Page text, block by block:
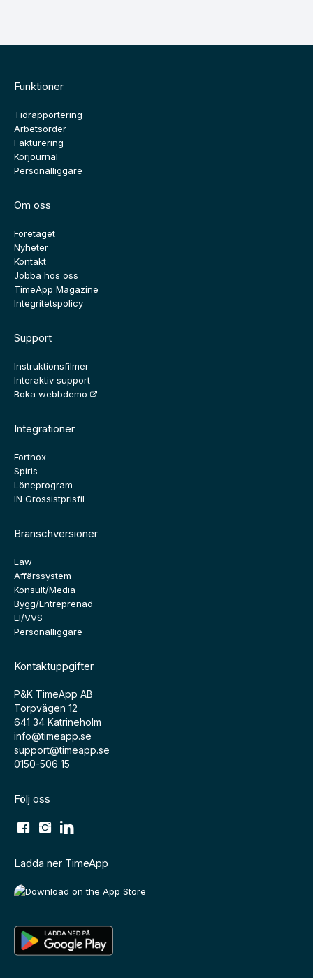
Funktioner
Tidrapportering
Arbetsorder
Fakturering
Körjournal
Personalliggare
Om oss
Företaget
Nyheter
Kontakt
Jobba hos oss
TimeApp Magazine
Integritetspolicy
Support
Instruktionsfilmer
Interaktiv support
Boka webbdemo
Integrationer
Fortnox
Spiris
Löneprogram
IN Grossistprisfil
Branschversioner
Law
Affärssystem
Konsult/Media
Bygg/Entreprenad
El/VVS
Personalliggare
Kontaktuppgifter
P&K TimeApp AB
Torpvägen 12
641 34 Katrineholm
info@timeapp.se
support@timeapp.se
0150-506 15
Följ oss
Ladda ner TimeApp